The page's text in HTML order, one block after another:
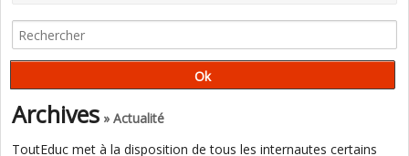
Archives » Actualité
ToutEduc met à la disposition de tous les internautes certains